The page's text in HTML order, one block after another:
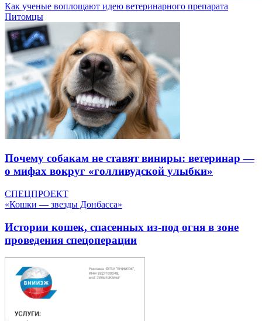
Как ученые воплощают идею ветеринарного препарата
Питомцы
Почему собакам не ставят виниры: ветеринар —
о мифах вокруг «голливудской улыбки»
СПЕЦПРОЕКТ
«Кошки — звезды Донбасса»
Истории кошек, спасенных из-под огня в зоне
проведения спецоперации